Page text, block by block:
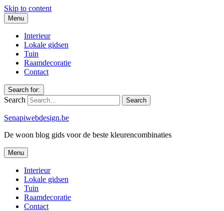
Skip to content
Menu
Interieur
Lokale gidsen
Tuin
Raamdecoratie
Contact
Search for:
Search
Senapiwebdesign.be
De woon blog gids voor de beste kleurencombinaties
Menu
Interieur
Lokale gidsen
Tuin
Raamdecoratie
Contact